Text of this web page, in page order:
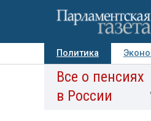
Политика
Авторы Персоны
Все о пенсиях
в России